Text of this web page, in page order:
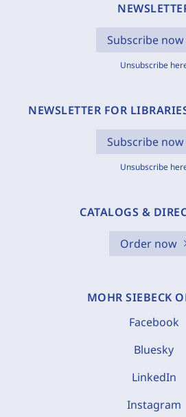
Subscribe now
Unsubscribe
NEWSLETTER FOR
Subscribe now
Unsubscribe
CATALOGS &
Order now
MOHR SIEBECK
Facebook
Bluesky
LinkedIn
Instagram